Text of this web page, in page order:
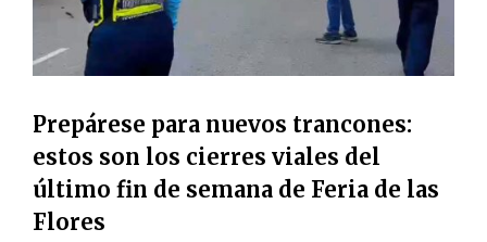
Prepárese para nuevos trancones:
estos son los cierres viales del
último fin de semana de Feria de las
Flores